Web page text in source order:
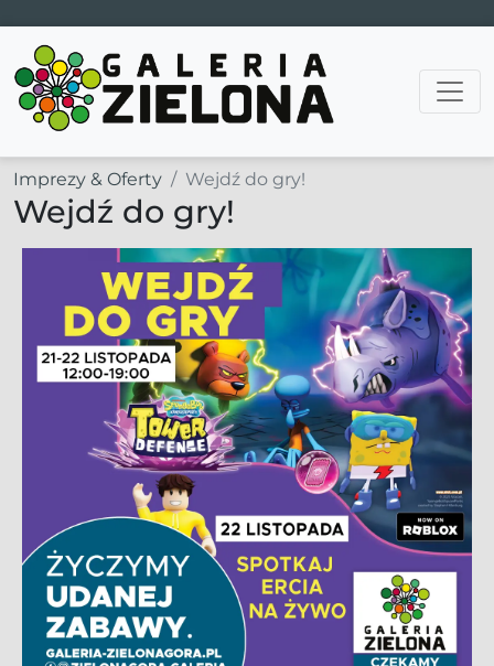
Main Navigation
Imprezy & Oferty Wejdź do gry!
Wejdź do gry!